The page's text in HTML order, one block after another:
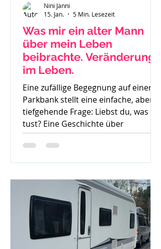
Was mir ein alter Mann
über mein Leben
beibrachte. Veränderung
im Leben.
Eine zufällige Begegnung auf einer
Parkbank stellt eine einfache, aber
tiefgehende Frage: Liebst du, was du
tust? Eine Geschichte über
Gedanken, Mut und den ersten
Schritt zur Veränderung.
Nini Janni
15. Jan.
5 Min. Lesezeit